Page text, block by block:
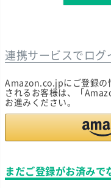
連携サービスでログ
Amazon.co.jpにご登録の
されるお客様は、「
お進みください。
まだご登録がお済みで